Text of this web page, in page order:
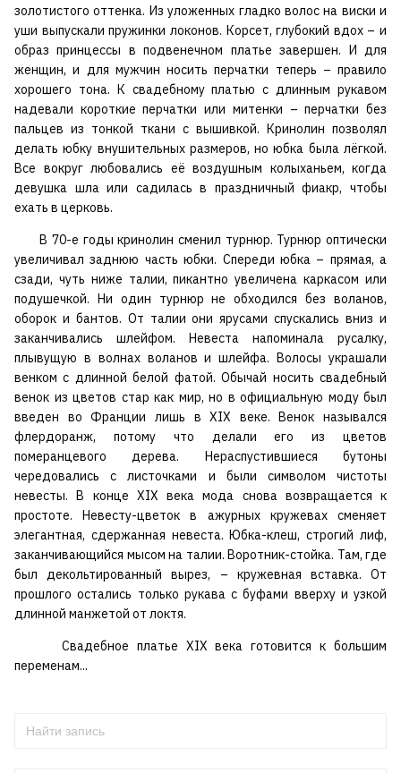
золотистого оттенка. Из уложенных гладко волос на виски и
уши выпускали пружинки локонов. Корсет, глубокий вдох – и
образ принцессы в подвенечном платье завершен. И для
женщин, и для мужчин носить перчатки теперь – правило
хорошего тона. К свадебному платью с длинным рукавом
надевали короткие перчатки или митенки – перчатки без
пальцев из тонкой ткани с вышивкой. Кринолин позволял
делать юбку внушительных размеров, но юбка была лёгкой.
Все вокруг любовались её воздушным колыханьем, когда
девушка шла или садилась в праздничный фиакр, чтобы
ехать в церковь.
В 70-е годы кринолин сменил турнюр. Турнюр оптически
увеличивал заднюю часть юбки. Спереди юбка – прямая, а
сзади, чуть ниже талии, пикантно увеличена каркасом или
подушечкой. Ни один турнюр не обходился без воланов,
оборок и бантов. От талии они ярусами спускались вниз и
заканчивались шлейфом. Невеста напоминала русалку,
плывущую в волнах воланов и шлейфа. Волосы украшали
венком с длинной белой фатой. Обычай носить свадебный
венок из цветов стар как мир, но в официальную моду был
введен во Франции лишь в XIX веке. Венок назывался
флердоранж, потому что делали его из цветов
померанцевого дерева. Нераспустившиеся бутоны
чередовались с листочками и были символом чистоты
невесты. В конце XIX века мода снова возвращается к
простоте. Невесту-цветок в ажурных кружевах сменяет
элегантная, сдержанная невеста. Юбка-клеш, строгий лиф,
заканчивающийся мысом на талии. Воротник-стойка. Там, где
был декольтированный вырез, – кружевная вставка. От
прошлого остались только рукава с буфами вверху и узкой
длинной манжетой от локтя.
Свадебное платье XIX века готовится к большим
переменам...